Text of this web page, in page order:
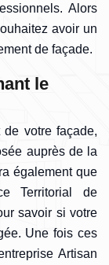
Alors
avoir un
de façade.
le
votre façade,
auprès de la
également que
Territorial de
savoir si votre
Une fois ces
Artisan